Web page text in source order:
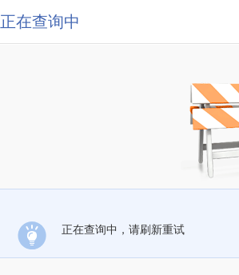
正在查询中
正在查询中，请刷新重试